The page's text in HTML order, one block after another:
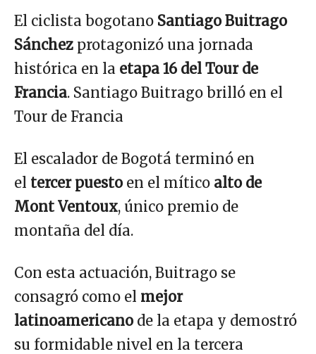
El ciclista bogotano Santiago Buitrago
Sánchez protagonizó una jornada
histórica en la etapa 16 del Tour de
Francia. Santiago Buitrago brilló en el
Tour de Francia
El escalador de Bogotá terminó en
el tercer puesto en el mítico alto de
Mont Ventoux, único premio de
montaña del día.
Con esta actuación, Buitrago se
consagró como el mejor
latinoamericano de la etapa y demostró
su formidable nivel en la tercera